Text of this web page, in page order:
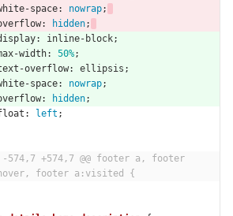
space: nowrap;
: hidden;
: inline-block;
width: 50%;
overflow: ellipsis ;
space: nowrap;
: hidden;
: left ;
-574,7 +574,7 @@ footer a, footer
footer a:visited {